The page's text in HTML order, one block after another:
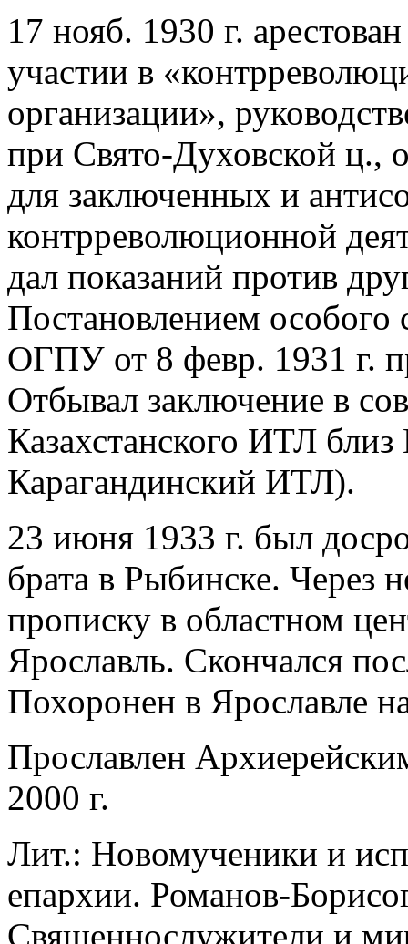
17 нояб. 1930 г.
участии в
организации»,
при Свято-Духовской ц.,
для заключенных и
контрреволюционной
дал показаний против
Постановлением
ОГПУ от 8 февр. 1931 г.
Отбывал заключение в
Казахстанского ИТЛ
Карагандинский ИТЛ).
23 июня 1933 г. был
брата в Рыбинске. Через
прописку в областном
Ярославль. Скончался
Похоронен в Ярославле
Прославлен
2000 г.
Лит.: Новомученики и
епархии. Романов-
Священнослужители и